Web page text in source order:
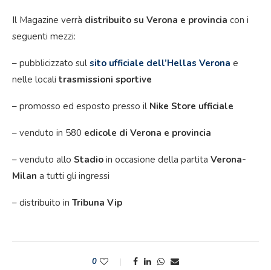
Il Magazine verrà distribuito su Verona e provincia con i
seguenti mezzi:
– pubblicizzato sul sito ufficiale dell’Hellas Verona e
nelle locali trasmissioni sportive
– promosso ed esposto presso il Nike Store ufficiale
– venduto in 580 edicole di Verona e provincia
– venduto allo Stadio in occasione della partita Verona-
Milan a tutti gli ingressi
– distribuito in Tribuna Vip
0